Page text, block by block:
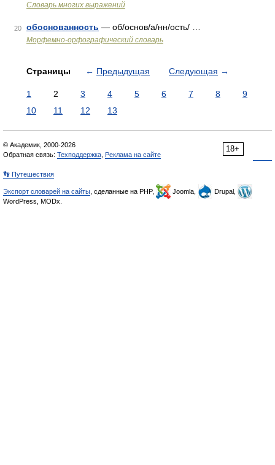
Словарь многих выражений
20 обоснованность — об/основ/а/нн/ость/ …
Морфемно-орфографический словарь
Страницы ← Предыдущая Следующая →
1 2 3 4 5 6 7 8
9
10
11 12 13
18+
© Академик, 2000-2026
Обратная связь: Техподдержка Реклама на сайте
👣 Путешествия
Экспорт словарей на сайты , сделанные на PHP, Joomla,
Drupal,
WordPress, MODx.